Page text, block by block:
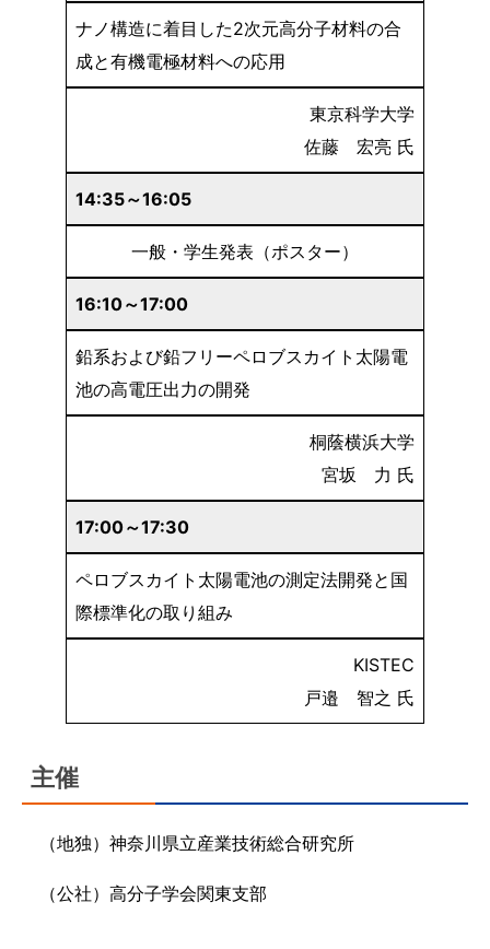
ナノ構造に着目した2次元高分子材料の合
成と有機電極材料への応用
東京科学大学
佐藤 宏亮 氏
14:35～16:05
一般・学生発表（ポスター）
16:10～17:00
鉛系および鉛フリーペロブスカイト太陽電
池の高電圧出力の開発
桐蔭横浜大学
宮坂 力 氏
17:00～17:30
ペロブスカイト太陽電池の測定法開発と国
際標準化の取り組み
KISTEC
戸邉 智之 氏
主催
（地独）神奈川県立産業技術総合研究所
（公社）高分子学会関東支部